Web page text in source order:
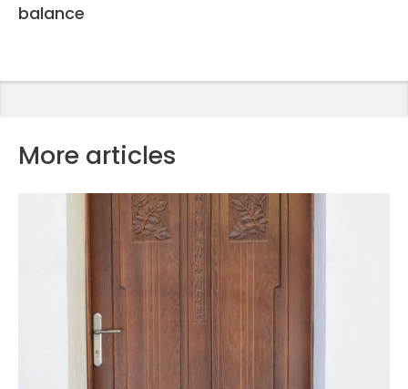
balance
More articles